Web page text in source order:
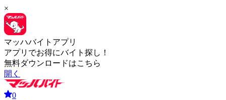
×
マッハバイトアプリ
アプリでお得にバイト探し！
無料ダウンロードはこちら
開く
0